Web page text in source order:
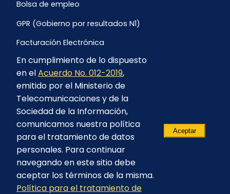
Bolsa de empleo
GPR (Gobierno por resultados N1)
Facturación Electrónica
Archivo Histórico de Facturación
Portal Ambiental y Social
Proyecto Geotérmico Chachimbiro
Contratación consultoría mediante “Lista Corta”
Reglamento de Procesos Asociativos
© 2023 - CELEC EP - Todos los derechos
En cumplimiento de lo dispuesto
en elAcuerdo No. 012-2019,
emitido por el Ministerio de
Telecomunicaciones y de la
Sociedad de la Información,
comunicamos nuestra política
para el tratamiento de datos
personales. Para continuar
navegando en este sitio debe
aceptar los términos de la misma.
Política para el tratamiento de
Aceptar